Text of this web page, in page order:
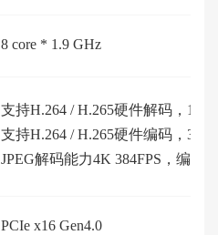
8 core * 1.9 GHz
支持H.264 / H.265硬件解码，100
支持H.264 / H.265硬件编码，30路
JPEG解码能力4K 384FPS，编码
PCIe x16 Gen4.0